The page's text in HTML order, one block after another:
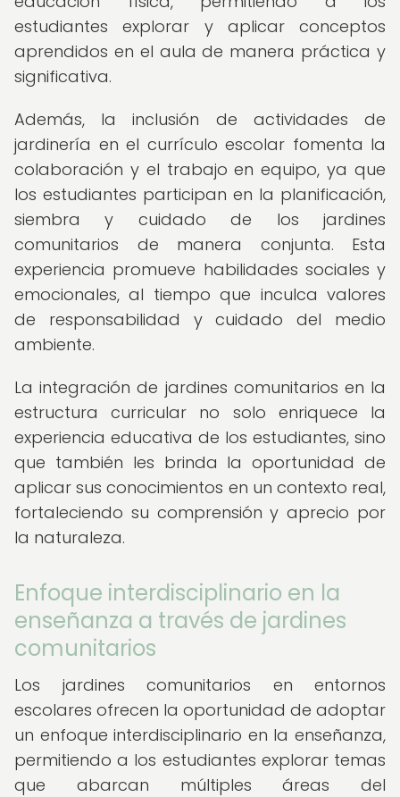
estudiantes explorar y aplicar conceptos
aprendidos en el aula de manera práctica y
significativa.
Además, la inclusión de actividades de
jardinería en el currículo escolar fomenta la
colaboración y el trabajo en equipo, ya que
los estudiantes participan en la planificación,
siembra y cuidado de los jardines
comunitarios de manera conjunta. Esta
experiencia promueve habilidades sociales y
emocionales, al tiempo que inculca valores
de responsabilidad y cuidado del medio
ambiente.
La integración de jardines comunitarios en la
estructura curricular no solo enriquece la
experiencia educativa de los estudiantes, sino
que también les brinda la oportunidad de
aplicar sus conocimientos en un contexto real,
fortaleciendo su comprensión y aprecio por
la naturaleza.
Enfoque interdisciplinario en la
enseñanza a través de jardines
comunitarios
Los jardines comunitarios en entornos
escolares ofrecen la oportunidad de adoptar
un enfoque interdisciplinario en la enseñanza,
permitiendo a los estudiantes explorar temas
que abarcan múltiples áreas del